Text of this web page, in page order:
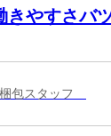
きやすさバ
包スタッフ